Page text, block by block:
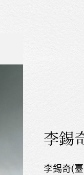
李錫
李錫奇(